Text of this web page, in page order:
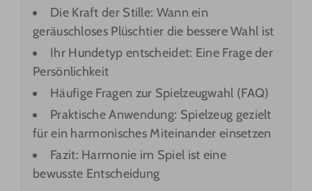
Die Kraft der Stille: Wann ein
geräuschloses Plüschtier die bessere Wahl ist
Ihr Hundetyp entscheidet: Eine Frage der
Persönlichkeit
Häufige Fragen zur Spielzeugwahl (FAQ)
Praktische Anwendung: Spielzeug gezielt
für ein harmonisches Miteinander einsetzen
Fazit: Harmonie im Spiel ist eine
bewusste Entscheidung